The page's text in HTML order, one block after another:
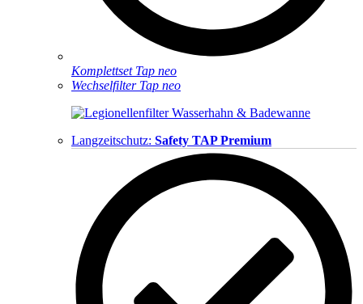
Komplettset Tap neo
Wechselfilter Tap neo
Langzeitschutz: Safety TAP Premium